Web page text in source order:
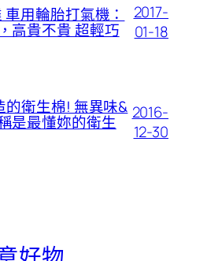
車用輪胎打氣機：
高貴不貴 超輕巧
2017-
01-18
的衛生棉! 無異味&
是最懂妳的衛生
2016-
12-30